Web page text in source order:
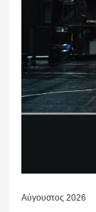
Αύγουστος 2026